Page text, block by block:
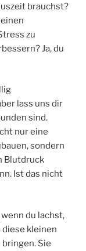
brauchst?
zu
Ja, du
lass uns dir
sind.
nur eine
sondern
Blutdruck
Ist das nicht
du lachst,
kleinen
Sie